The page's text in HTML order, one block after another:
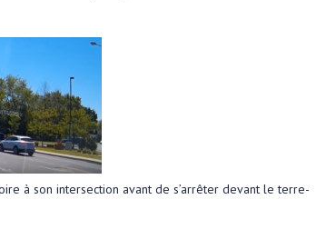
à son intersection avant de s’arrêter devant le terre-